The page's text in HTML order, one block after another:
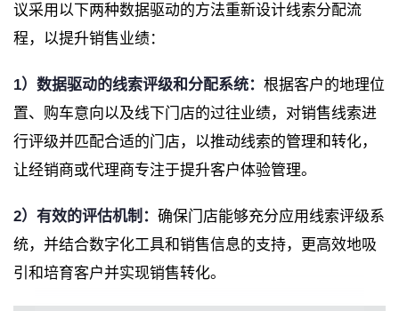
议采用以下两种数据驱动的方法重新设计线索分配流
程，以提升销售业绩：
1）数据驱动的线索评级和分配系统： 根据客户的地理位
置、购车意向以及线下门店的过往业绩，对销售线索进
行评级并匹配合适的门店，以推动线索的管理和转化，
让经销商或代理商专注于提升客户体验管理。
2）有效的评估机制： 确保门店能够充分应用线索评级系
统，并结合数字化工具和销售信息的支持，更高效地吸
引和培育客户并实现销售转化。